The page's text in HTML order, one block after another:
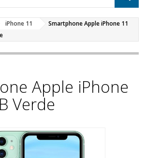
iPhone 11
Smartphone Apple iPhone 11
Apple iPhone
Verde